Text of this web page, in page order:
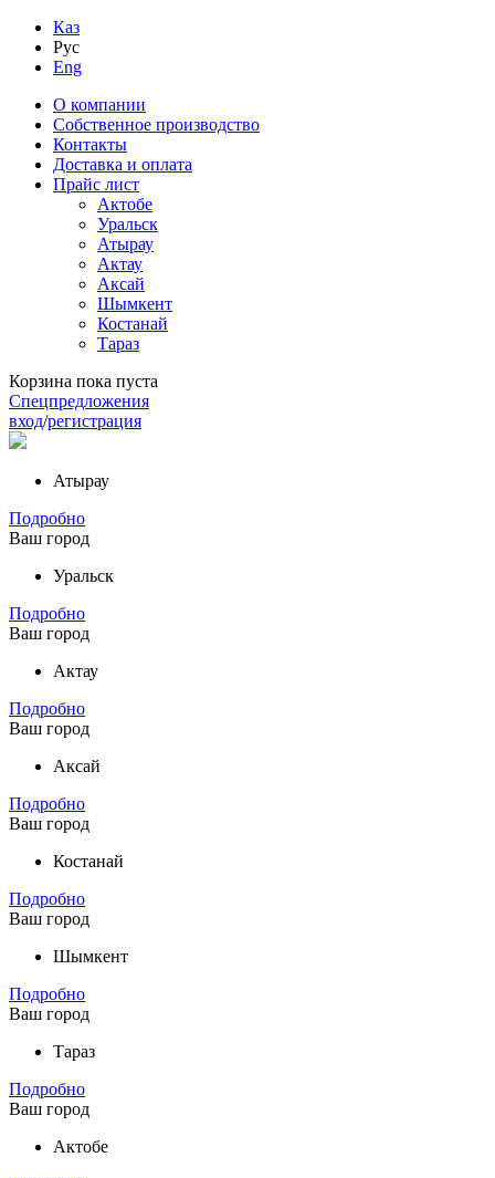
Каз
Рус
Eng
О компании
Собственное производство
Контакты
Доставка и оплата
Прайс лист
Актобе
Уральск
Атырау
Актау
Аксай
Шымкент
Костанай
Тараз
Корзина пока пуста
Спецпредложения
вход/регистрация
Атырау
Подробно
Ваш город
Уральск
Подробно
Ваш город
Актау
Подробно
Ваш город
Аксай
Подробно
Ваш город
Костанай
Подробно
Ваш город
Шымкент
Подробно
Ваш город
Тараз
Подробно
Ваш город
Актобе